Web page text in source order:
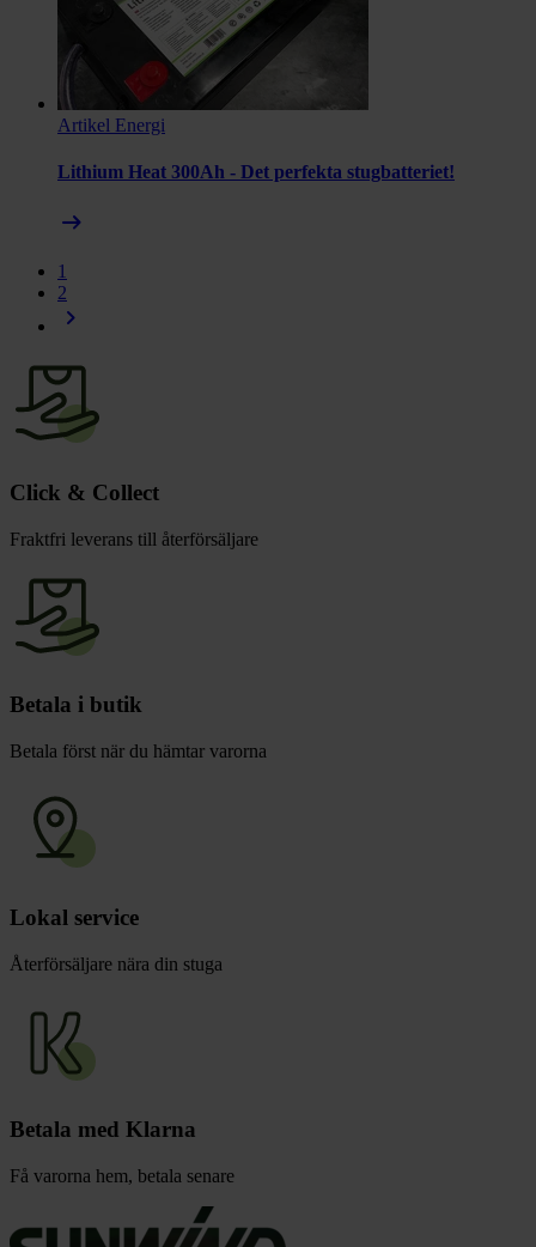
Artikel Energi
Lithium Heat 300Ah - Det perfekta stugbatteriet!
arrow_right_alt
1
2
chevron_right
Click & Collect
Fraktfri leverans till återförsäljare
Betala i butik
Betala först när du hämtar varorna
Lokal service
Återförsäljare nära din stuga
Betala med Klarna
Få varorna hem, betala senare